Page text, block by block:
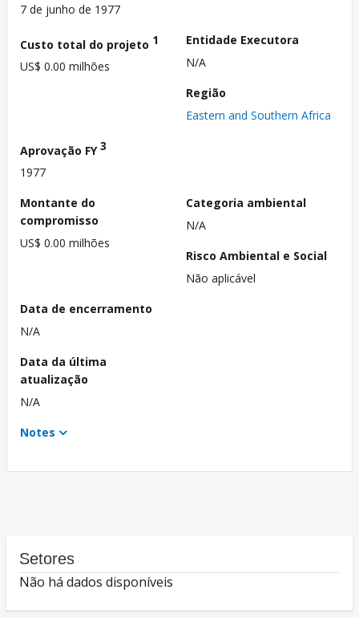
7 de junho de 1977
Custo total do projeto 1
US$ 0.00 milhões
Entidade Executora
N/A
Região
Eastern and Southern Africa
Aprovação FY3
1977
Montante do
compromisso
US$ 0.00 milhões
Categoria ambiental
N/A
Risco Ambiental e Social
Não aplicável
Data de encerramento
N/A
Data da última
atualização
N/A
Notes
Setores
Não há dados disponíveis